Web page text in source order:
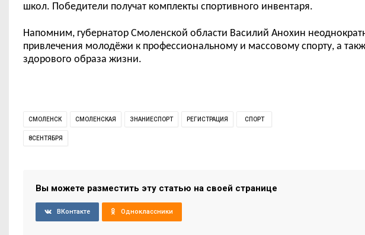
школ. Победители получат комплекты спортивного инвентаря.
Напомним, губернатор Смоленской области Василий Анохин
привлечения молодёжи к профессиональному и массовому спорту, а
здорового образа жизни.
СМОЛЕНСК СМОЛЕНСКАЯ ЗНАНИЕСПОРТ РЕГИСТРАЦИЯ СПОРТ
8СЕНТЯБРЯ
Вы можете разместить эту статью на своей странице
ВКонтакте Одноклассники